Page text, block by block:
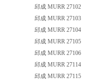
邱成 MURR 27102
邱成 MURR 27103
邱成 MURR 27104
邱成 MURR 27105
邱成 MURR 27106
邱成 MURR 27114
邱成 MURR 27115